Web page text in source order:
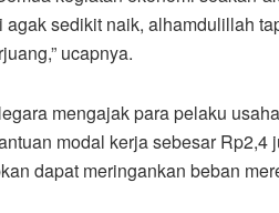
sedikit naik, alhamdulillah
ucapnya.
mengajak para pelaku
modal kerja sebesar Rp2,4
dapat meringankan beban